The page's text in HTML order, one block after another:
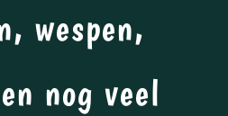
wespen,
nog veel